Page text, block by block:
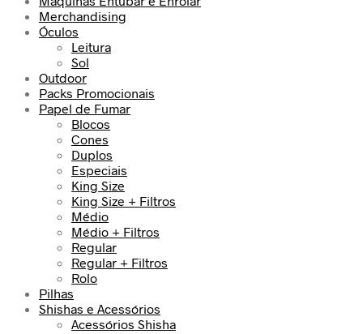
Merchandising
Óculos
Leitura
Sol
Outdoor
Packs Promocionais
Papel de Fumar
Blocos
Cones
Duplos
Especiais
King Size
King Size + Filtros
Médio
Médio + Filtros
Regular
Regular + Filtros
Rolo
Pilhas
Shishas e Acessórios
Acessórios Shisha